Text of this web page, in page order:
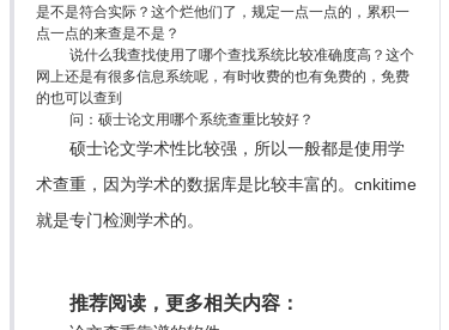
是不是符合实际？这个烂他们了，规定一点一点的，累积一
点一点的来查是不是？
说什么我查找使用了哪个查找系统比较准确度高？这个
网上还是有很多信息系统呢，有时收费的也有免费的，免费
的也可以查到
问：硕士论文用哪个系统查重比较好？
硕士论文学术性比较强，所以一般都是使用学
术查重，因为学术的数据库是比较丰富的。cnkitime
就是专门检测学术的。
推荐阅读，更多相关内容：